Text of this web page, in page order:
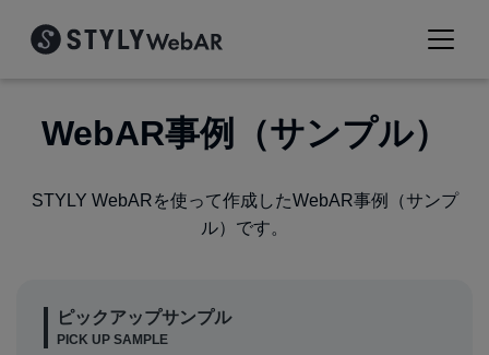
WebAR事例（サンプル）
STYLY WebARを使って作成したWebAR事例（サンプ
ル）です。
ピックアップサンプル
PICK UP SAMPLE